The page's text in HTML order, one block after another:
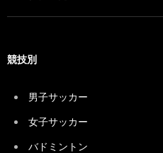
競技別
男子サッカー
女子サッカー
バドミントン